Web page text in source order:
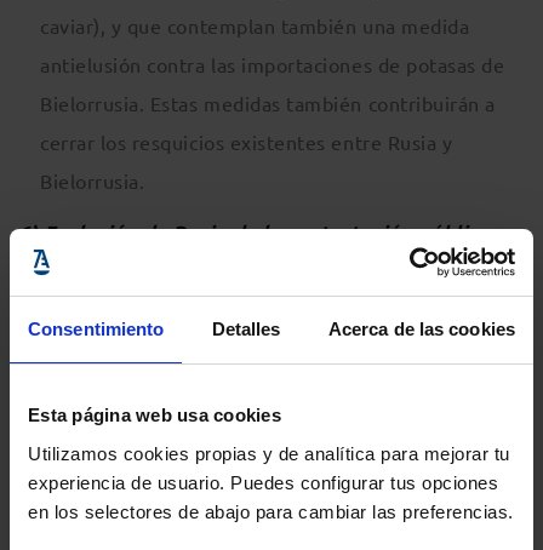
Consentimiento Detalles Acerca de las cookies
Esta página web usa cookies
Utilizamos cookies propias y de analítica para mejorar tu
experiencia de usuario. Puedes configurar tus opciones
en los selectores de abajo para cambiar las preferencias.
caviar), y que contemplan también una medida
antielusión contra las importaciones de potasas de
Bielorrusia. Estas medidas también contribuirán a
cerrar los resquicios existentes entre Rusia y
Bielorrusia.
6) Exclusión de Rusia de la contratación pública y
los fondos europeos; aclaraciones jurídicas y
nacionales rusos en contratos públicos en la UE. Las
autoridades competentes podrán conceder
excepciones limitadas cuando no exista una